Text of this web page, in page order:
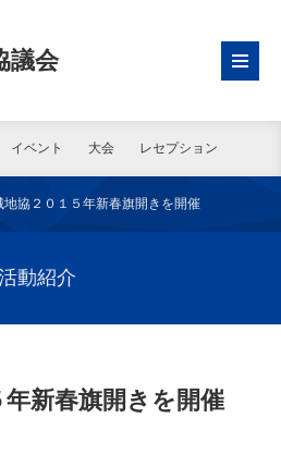
議会
イベント 大会 レセプション
地協２０１５年新春旗開きを開催
動紹介
新春旗開きを開催